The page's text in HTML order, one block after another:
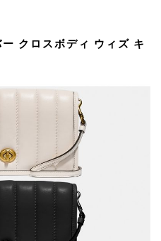
クロスボディ ウィズ キ